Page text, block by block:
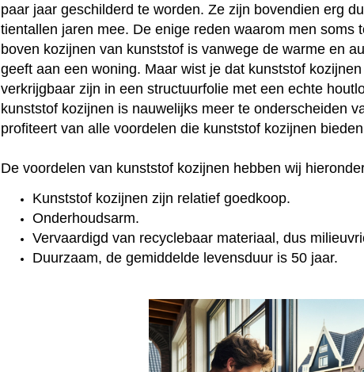
paar jaar geschilderd te worden. Ze zijn bovendien erg
tientallen jaren mee. De enige reden waarom men soms
boven kozijnen van kunststof is vanwege de warme en
geeft aan een woning. Maar wist je dat kunststof
verkrijgbaar zijn in een structuurfolie met een echte
kunststof kozijnen is nauwelijks meer te onderscheiden
profiteert van alle voordelen die kunststof kozijnen
De voordelen van kunststof kozijnen hebben wij
Kunststof kozijnen zijn relatief goedkoop.
Onderhoudsarm.
Vervaardigd van recyclebaar materiaal, dus
Duurzaam, de gemiddelde levensduur is 50 jaar.